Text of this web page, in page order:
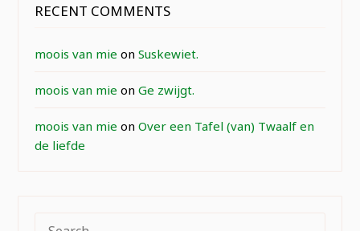
RECENT COMMENTS
moois van mie onSuskewiet.
moois van mie onGe zwijgt.
moois van mie onOver een Tafel (van) Twaalf en
de liefde